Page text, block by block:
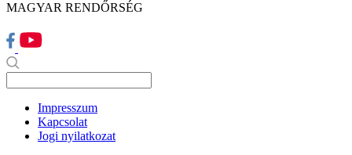
MAGYAR RENDŐRSÉG
Impresszum
Kapcsolat
Jogi nyilatkozat